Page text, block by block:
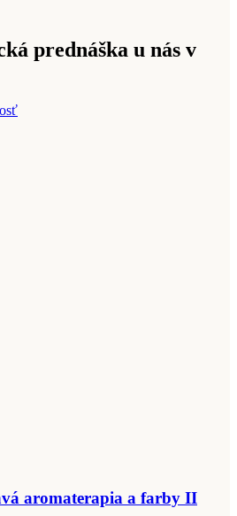
prednáška u nás v
aromaterapia a farby II